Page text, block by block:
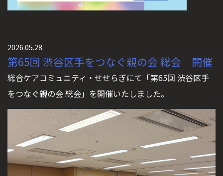
2026.05.28
第65回 渋谷区手をつなぐ親の会 総会 開催
総合ケアコミュニティ・せせらぎにて「第65回 渋谷区手
をつなぐ親の会 総会」を開催いたしました。